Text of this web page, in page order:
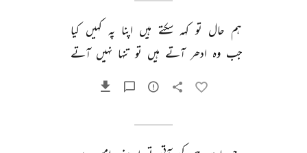
ہم حال تو کہہ سکتے ہیں اپنا پہ کہیں کیا
جب وہ ادھر آتے ہیں تو تنہا نہیں آتے